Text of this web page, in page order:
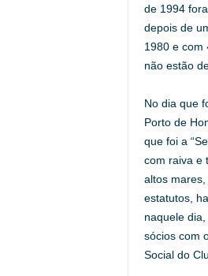
de 1994
depois de
1980 e com
não estão
No dia que
Porto de
que foi a
com raiva e
altos
estatutos,
naquele
sócios com
Social do